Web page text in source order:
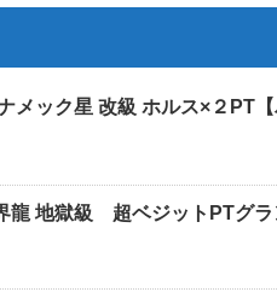
メック星 改級 ホルス×２PT【
龍 地獄級 超ベジットPTグ